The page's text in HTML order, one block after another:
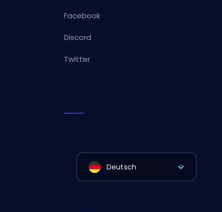
Facebook
Discord
Twitter
Deutsch